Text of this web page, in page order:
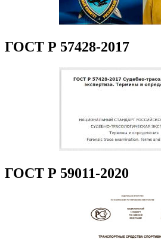
ГОСТ Р 57428-2017
ГОСТ Р 59011-2020